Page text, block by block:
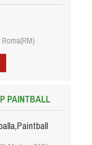
PAINTBALL